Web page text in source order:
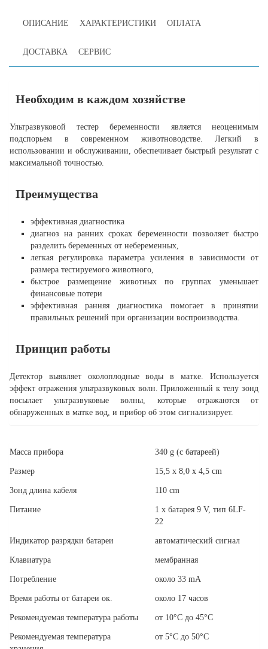
ОПИСАНИЕ ХАРАКТЕРИСТИКИ ОПЛАТА
ДОСТАВКА СЕРВИС
Необходим в каждом хозяйстве
Ультразвуковой тестер беременности является неоценимым
подспорьем в современном животноводстве. Легкий в
использовании и обслуживании, обеспечивает быстрый результат с
максимальной точностью.
Преимущества
эффективная диагностика
диагноз на ранних сроках беременности позволяет быстро
разделить беременных от небеременных,
легкая регулировка параметра усиления в зависимости от
размера тестируемого животного,
быстрое размещение животных по группах уменьшает
финансовые потери
эффективная ранняя диагностика помогает в принятии
правильных решений при организации воспроизводства.
Принцип работы
Детектор выявляет околоплодные воды в матке. Используется
эффект отражения ультразвуковых волн. Приложенный к телу зонд
посылает ультразвуковые волны, которые отражаются от
обнаруженных в матке вод, и прибор об этом сигнализирует.
Масса прибора 340 g (c батареей)
Размер 15,5 x 8,0 x 4,5 cm
Зонд длина кабеля 110 cm
Питание
1 x батарея 9 V, тип 6LF-
22
Индикатор разрядки батареи автоматический сигнал
Клавиатура мембранная
Потребление oколо 33 mA
Время работы от батареи ок. oколо 17 часов
Рекомендуемая температура работы от 10°C до 45°C
Рекомендуемая температура
от 5°C до 50°C